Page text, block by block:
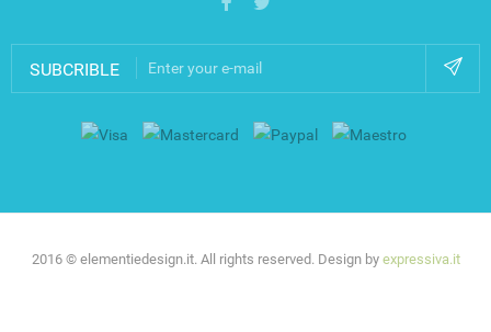
SUBCRIBLE
2016 © elementiedesign.it. All rights reserved. Design by expressiva.it